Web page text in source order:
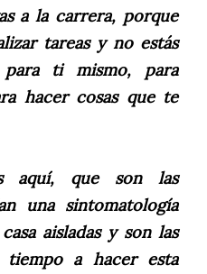
a la carrera, porque
tareas y no estás
para ti mismo, para
hacer cosas que te
aquí, que son las
una sintomatología
aisladas y son las
tiempo a hacer esta